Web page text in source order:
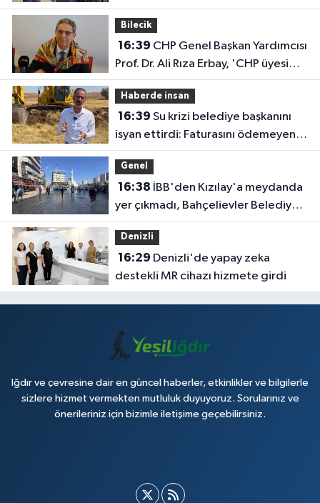
Bilecik
16:39
Prof. Dr. Ali Rıza Erbay, 'CHP üyesi
olmak inanç ister, emek ister, yürek
ister'
Haberde insan
16:39
isyan ettirdi: Faturasını ödemeyen
vatandaşlara böyle seslendi
Genel
16:38
yer çıkmadı, Bahçelievler Belediyesi
yer tahsis etti
Denizli
16:29
destekli MR cihazı hizmete girdi
Iğdır ve çevresine dair en güncel haberler, etkinlikler ve bilgilerle
sizlere hizmet vermekten mutluluk duyuyoruz. Sorularınız ve
önerileriniz için bizimle iletişime geçebilirsiniz.